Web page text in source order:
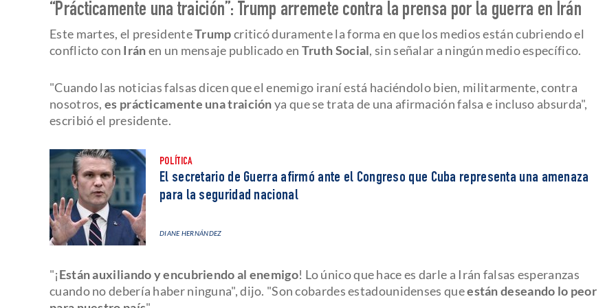
“Prácticamente una traición”: Trump arremete contra la prensa por la guerra en Irán
Este martes, el presidenteTrumpcriticó duramente la forma en que los medios están cubriendo el
conflicto con Iránen un mensaje publicado en Truth Social, sin señalar a ningún medio específico.
"Cuando las noticias falsas dicen que el enemigo iraní está haciéndolo bien, militarmente, contra
nosotros,es prácticamente una traiciónya que se trata de una afirmación falsa e incluso absurda",
escribió el presidente.
POLÍTICA
El secretario de Guerra afirmó ante el Congreso que Cuba representa una amenaza
para la seguridad nacional
DIANE HERNÁNDEZ
"¡Están auxiliando y encubriendo al enemigo! Lo único que hace es darle a Irán falsas esperanzas
cuando no debería haber ninguna", dijo. "Son cobardes estadounidenses queestán deseando lo peor